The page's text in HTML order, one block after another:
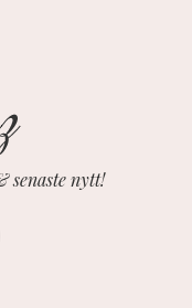
senaste nytt!